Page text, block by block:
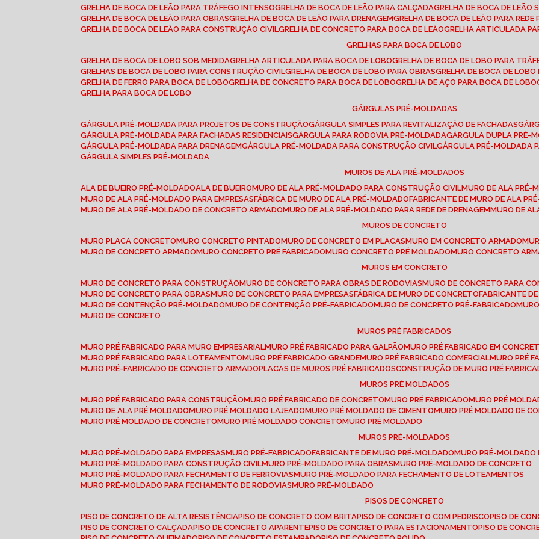
GRELHA DE BOCA DE LEÃO PARA TRÁFEGO INTENSO GRELHA DE BOCA DE LEÃO PARA CALÇADA
GRELHA DE BOCA DE LEÃO
GRELHA DE BOCA DE LEÃO PARA OBRAS
GRELHA DE BOCA DE LEÃO PARA DRENAGEM
GRELHA DE BOCA DE LEÃO PARA
GRELHA DE BOCA DE LEÃO PARA CONSTRUÇÃO CIVIL
GRELHA DE CONCRETO PARA BOCA DE LEÃO
GRELHA ARTICULADA
GRELHAS PARA BOCA DE LOBO
GRELHA DE BOCA DE LOBO SOB MEDIDA
GRELHA ARTICULADA PARA BOCA DE LOBO
GRELHA DE BOCA DE LOBO PARA
GRELHAS DE BOCA DE LOBO PARA CONSTRUÇÃO CIVIL
GRELHA DE BOCA DE LOBO PARA OBRAS
GRELHA DE BOCA DE
GRELHA DE FERRO PARA BOCA DE LOBO
GRELHA DE CONCRETO PARA BOCA DE LOBO
GRELHA DE AÇO PARA BOCA DE LOBO
GRELHA PARA BOCA DE LOBO
GÁRGULAS PRÉ-MOLDADAS
GÁRGULA PRÉ-MOLDADA PARA PROJETOS DE CONSTRUÇÃO
GÁRGULA SIMPLES PARA REVITALIZAÇÃO DE FACHADAS
GÁRGULA PRÉ-MOLDADA PARA FACHADAS RESIDENCIAIS
GÁRGULA PARA RODOVIA PRÉ-MOLDADA
GÁRGULA DUPLA PRÉ-
GÁRGULA PRÉ-MOLDADA PARA DRENAGEM
GÁRGULA PRÉ-MOLDADA PARA CONSTRUÇÃO CIVIL
GÁRGULA PRÉ-MOLDADA
GÁRGULA SIMPLES PRÉ-MOLDADA
MUROS DE ALA PRÉ-MOLDADOS
ALA DE BUEIRO PRÉ-MOLDADO ALA DE BUEIRO MURO DE ALA PRÉ-MOLDADO PARA CONSTRUÇÃO CIVIL
MURO DE ALA
MURO DE ALA PRÉ-MOLDADO PARA EMPRESAS FÁBRICA DE MURO DE ALA PRÉ-MOLDADO FABRICANTE DE MURO DE ALA
MURO DE ALA PRÉ-MOLDADO DE CONCRETO ARMADO
MURO DE ALA PRÉ-MOLDADO PARA REDE DE DRENAGEM
MURO DE
MUROS DE CONCRETO
MURO PLACA CONCRETO
MURO CONCRETO PINTADO MURO DE CONCRETO EM PLACAS MURO EM CONCRETO ARMADO
MURO DE CONCRETO ARMADO
MURO CONCRETO PRÉ FABRICADO MURO CONCRETO PRÉ MOLDADO
MURO CONCRETO
MUROS EM CONCRETO
MURO DE CONCRETO PARA CONSTRUÇÃO
MURO DE CONCRETO PARA OBRAS DE RODOVIAS
MURO DE CONCRETO PARA
MURO DE CONCRETO PARA OBRAS
MURO DE CONCRETO PARA EMPRESAS FÁBRICA DE MURO DE CONCRETO FABRICANTE
MURO DE CONTENÇÃO PRÉ-MOLDADO
MURO DE CONTENÇÃO PRÉ-FABRICADO MURO DE CONCRETO PRÉ-FABRICADO
MURO DE CONCRETO
MUROS PRÉ FABRICADOS
MURO PRÉ FABRICADO PARA MURO EMPRESARIAL
MURO PRÉ FABRICADO PARA GALPÃO
MURO PRÉ FABRICADO EM
MURO PRÉ FABRICADO PARA LOTEAMENTO
MURO PRÉ FABRICADO GRANDE MURO PRÉ FABRICADO COMERCIAL
MURO PRÉ
MURO PRÉ-FABRICADO DE CONCRETO ARMADO PLACAS DE MUROS PRÉ FABRICADOS CONSTRUÇÃO DE MURO PRÉ
MUROS PRÉ MOLDADOS
MURO PRÉ FABRICADO PARA CONSTRUÇÃO
MURO PRÉ FABRICADO DE CONCRETO MURO PRÉ FABRICADO
MURO PRÉ
MURO DE ALA PRÉ MOLDADO
MURO PRÉ MOLDADO LAJEADO MURO PRÉ MOLDADO DE CIMENTO
MURO PRÉ MOLDADO DE
MURO PRÉ MOLDADO DE CONCRETO
MURO PRÉ MOLDADO CONCRETO
MURO PRÉ MOLDADO
MUROS PRÉ-MOLDADOS
MURO PRÉ-MOLDADO PARA EMPRESAS
MURO PRÉ-FABRICADO FABRICANTE DE MURO PRÉ-MOLDADO
MURO PRÉ-
MURO PRÉ-MOLDADO PARA CONSTRUÇÃO CIVIL
MURO PRÉ-MOLDADO PARA OBRAS
MURO PRÉ-MOLDADO DE CONCRETO
MURO PRÉ-MOLDADO PARA FECHAMENTO DE FERROVIAS
MURO PRÉ-MOLDADO PARA FECHAMENTO DE LOTEAMENTOS
MURO PRÉ-MOLDADO PARA FECHAMENTO DE RODOVIAS
MURO PRÉ-MOLDADO
PISOS DE CONCRETO
PISO DE CONCRETO DE ALTA RESISTÊNCIA PISO DE CONCRETO COM BRITA PISO DE CONCRETO COM PEDRISCO PISO DE
PISO DE CONCRETO CALÇADA PISO DE CONCRETO APARENTE PISO DE CONCRETO PARA ESTACIONAMENTO PISO DE